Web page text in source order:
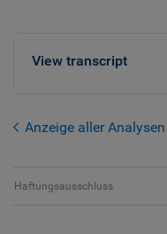
View transcript
Anzeige aller Analysen
Haftungsausschluss